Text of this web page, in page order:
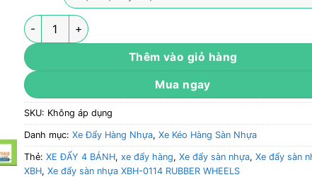
Xe đẩy sàn nhựa XBH-0114 RUBBER WHEELS số lượng
Thêm vào giỏ hàng
Mua ngay
SKU: Không áp dụng
Danh mục: Xe Đẩy Hàng Nhựa, Xe Kéo Hàng Sàn Nhựa
Thẻ: XE ĐẨY 4 BÁNH, xe đẩy hàng, Xe đẩy sàn nhựa, Xe đẩy sàn
XBH, Xe đẩy sàn nhựa XBH-0114 RUBBER WHEELS